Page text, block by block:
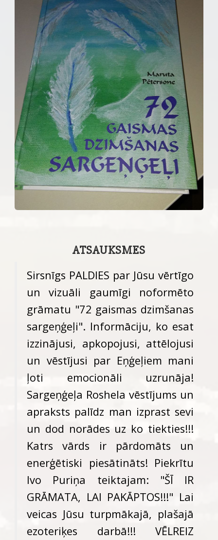
ATSAUKSMES
Sirsnīgs PALDIES par Jūsu vērtīgo
un vizuāli gaumīgi noformēto
grāmatu "72 gaismas dzimšanas
sargeņģeļi". Informāciju, ko esat
izzinājusi, apkopojusi, attēlojusi
un vēstījusi par Eņģeļiem mani
ļoti emocionāli uzrunāja!
Sargeņģeļa Roshela vēstījums un
apraksts palīdz man izprast sevi
un dod norādes uz ko tiekties!!!
Katrs vārds ir pārdomāts un
enerģētiski piesātināts! Piekrītu
Ivo Puriņa teiktajam: "ŠĪ IR
GRĀMATA, LAI PAKĀPTOS!!!" Lai
veicas Jūsu turpmākajā, plašajā
ezoteriķes darbā!!! VĒLREIZ